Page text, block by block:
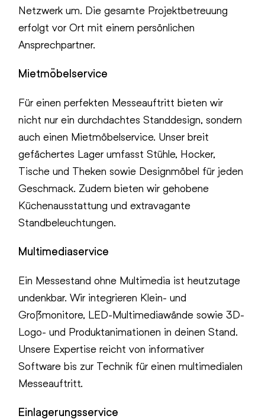
Netzwerk um. Die gesamte Projektbetreuung
erfolgt vor Ort mit einem persönlichen
Ansprechpartner.
Mietmöbelservice
Für einen perfekten Messeauftritt bieten wir
nicht nur ein durchdachtes Standdesign, sondern
auch einen Mietmöbelservice. Unser breit
gefächertes Lager umfasst Stühle, Hocker,
Tische und Theken sowie Designmöbel für jeden
Geschmack. Zudem bieten wir gehobene
Küchenausstattung und extravagante
Standbeleuchtungen.
Multimediaservice
Ein Messestand ohne Multimedia ist heutzutage
undenkbar. Wir integrieren Klein- und
Großmonitore, LED-Multimediawände sowie 3D-
Logo- und Produktanimationen in deinen Stand.
Unsere Expertise reicht von informativer
Software bis zur Technik für einen multimedialen
Messeauftritt.
Einlagerungsservice